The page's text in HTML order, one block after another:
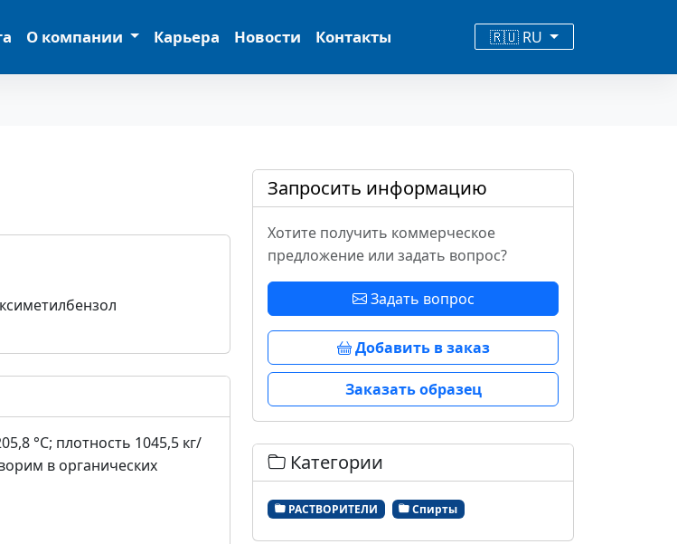
О компании Карьера Новости Контакты 🇷🇺 RU
°C; плотность 1045,5 кг/
в органических
Запросить информацию
Хотите получить коммерческое
предложение или задать вопрос?
Задать вопрос
Добавить в заказ
Заказать образец
Категории
РАСТВОРИТЕЛИ Спирты